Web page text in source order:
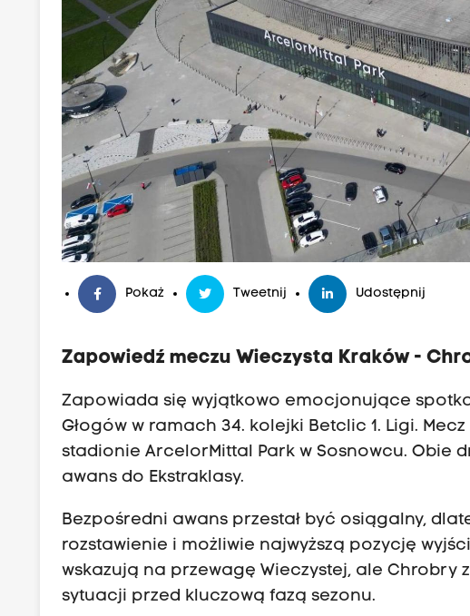
Pokaż Tweetnij Udostępnij
Zapowiedź meczu Wieczysta Kraków -
Zapowiada się wyjątkowo emocjonujące
Głogów w ramach 34. kolejki Betclic 1. Ligi.
stadionie ArcelorMittal Park w Sosnowcu. Obie
awans do Ekstraklasy.
Bezpośredni awans przestał być osiągalny,
rozstawienie i możliwie najwyższą pozycję
wskazują na przewagę Wieczystej, ale
sytuacji przed kluczową fazą sezonu.